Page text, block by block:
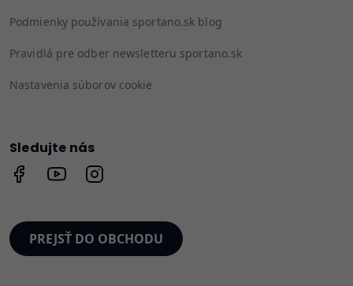
Podmienky používania sportano.sk blog
Pravidlá pre odber newsletteru sportano.sk
Nastavenia súborov cookie
Sledujte nás
PREJSŤ DO OBCHODU